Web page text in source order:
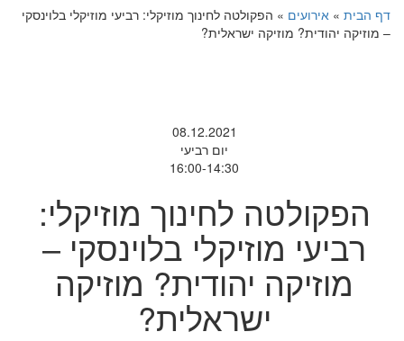
דף הבית» אירועים» הפקולטה לחינוך מוזיקלי: רביעי מוזיקלי בלוינסקי
– מוזיקה יהודית? מוזיקה ישראלית?
08.12.2021
יום רביעי
16:00-14:30
הפקולטה לחינוך מוזיקלי:
רביעי מוזיקלי בלוינסקי –
מוזיקה יהודית? מוזיקה
ישראלית?